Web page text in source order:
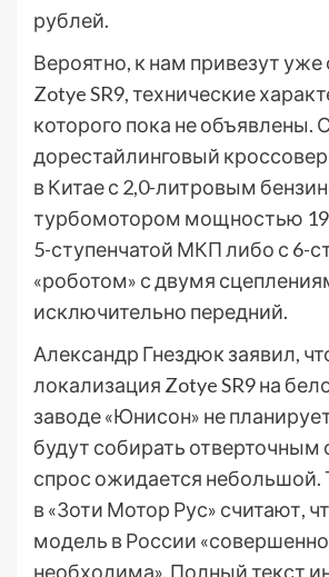
рублей.
Вероятно, к нам привезут
Zotye SR9, технические
которого пока не объявлены.
дорестайлинговый кроссовер
в Китае с 2,0-литровым
турбомотором мощностью
5-ступенчатой МКП либо с 6-
«роботом» с двумя
исключительно передний.
Александр Гнездюк заявил,
локализация Zotye SR9 на
заводе «Юнисон» не
будут собирать отверточным
спрос ожидается небольшой.
в «Зоти Мотор Рус» считают,
модель в России «совершенно
необходима». Полный текст